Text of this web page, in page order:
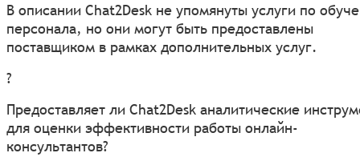
В описании Chat2Desk не упомянуты услуги по
персонала, но они могут быть предоставлены
поставщиком в рамках дополнительных услуг.
?
Предоставляет ли Chat2Desk аналитические
для оценки эффективности работы онлайн-
консультантов?